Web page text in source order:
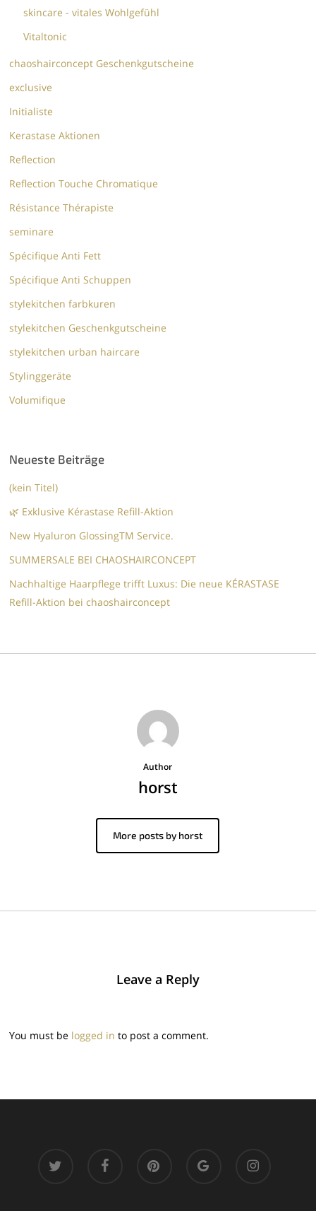
skincare - vitales Wohlgefühl
Vitaltonic
chaoshairconcept Geschenkgutscheine
exclusive
Initialiste
Kerastase Aktionen
Reflection
Reflection Touche Chromatique
Résistance Thérapiste
seminare
Spécifique Anti Fett
Spécifique Anti Schuppen
stylekitchen farbkuren
stylekitchen Geschenkgutscheine
stylekitchen urban haircare
Stylinggeräte
Volumifique
Neueste Beiträge
(kein Titel)
🌿 Exklusive Kérastase Refill-Aktion
New Hyaluron GlossingTM​ Service.​
SUMMERSALE BEI CHAOSHAIRCONCEPT
Nachhaltige Haarpflege trifft Luxus: Die neue KÉRASTASE
Refill-Aktion bei chaoshairconcept
Author
horst
More posts by horst
Leave a Reply
You must be logged in to post a comment.
plus